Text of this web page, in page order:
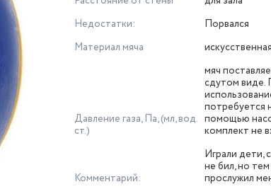
Недостатки:
Порвался
Материал мяча
Давление газа, Па, (мл, вод.
ст.)
мяч
сдутом виде.
потребуется
помощью
комплект не
Комментарий:
Играли дети,
не бил, но
прослужил